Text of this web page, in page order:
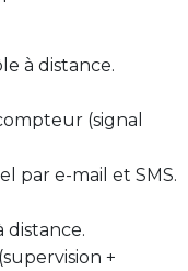
à distance.
(signal
par e-mail et SMS.
distance.
+